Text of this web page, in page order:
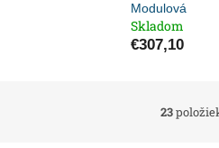
Modulová
Skladom
€307,10
23